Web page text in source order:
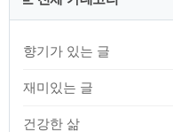
향기가 있는 글
재미있는 글
건강한 삶